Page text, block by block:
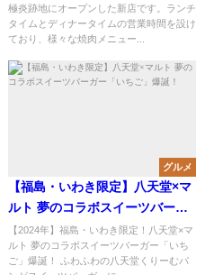
極炎跡地にオープンした新店です。ランチ
タイムとディナータイムの営業時間を設け
ており、様々な焼肉メニュー...
グルメ
【福島・いわき限定】八天堂×マ
ルト 夢のコラボスイーツバーガ
ー「いちご」爆誕！
【2024年】福島・いわき限定！八天堂×マ
ルト 夢のコラボスイーツバーガー「いち
ご」爆誕！ ふわふわの八天堂くりーむパ